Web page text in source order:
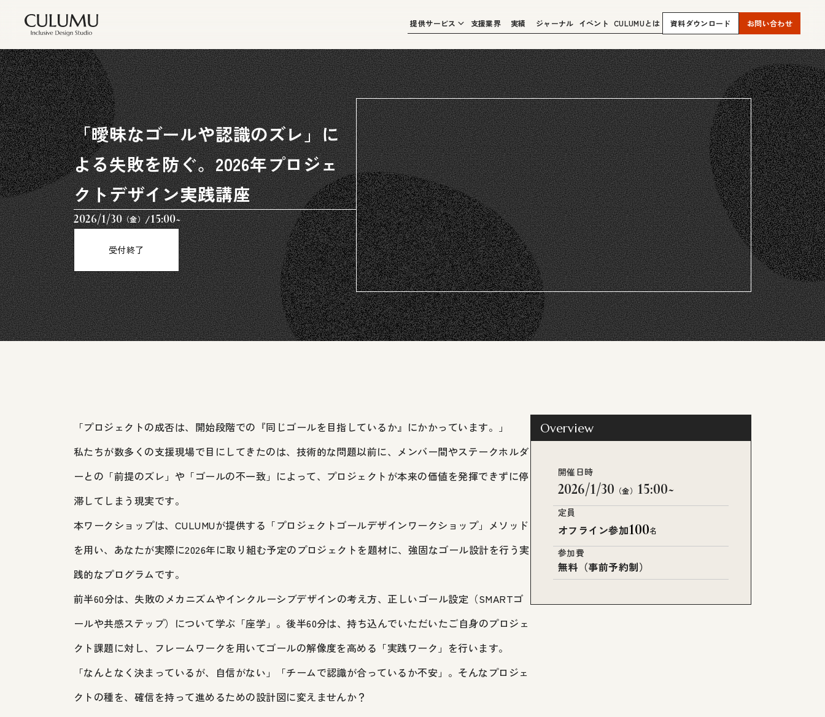
提供サービス 支援業界 実績 ジャーナル イベント CULUMUとは 資料ダウンロード お問い合わせ
「曖昧なゴールや認識のズレ」に
よる失敗を防ぐ。2026年プロジェ
クトデザイン実践講座
2026/1/30（金）/15:00~
受付終了
Overview
開催日時
2026/1/30 （金） 15:00~
定員
オフライン参加100名
参加費
無料（事前予約制）
「プロジェクトの成否は、開始段階での『同じゴールを目指しているか』にかかっています。」
私たちが数多くの支援現場で目にしてきたのは、技術的な問題以前に、メンバー間やステークホルダ
ーとの「前提のズレ」や「ゴールの不一致」によって、プロジェクトが本来の価値を発揮できずに停
滞してしまう現実です。
本ワークショップは、CULUMUが提供する「プロジェクトゴールデザインワークショップ」メソッド
を用い、あなたが実際に2026年に取り組む予定のプロジェクトを題材に、強固なゴール設計を行う実
践的なプログラムです。
前半60分は、失敗のメカニズムやインクルーシブデザインの考え方、正しいゴール設定（SMARTゴ
ールや共感ステップ）について学ぶ「座学」。後半60分は、持ち込んでいただいたご自身のプロジェ
クト課題に対し、フレームワークを用いてゴールの解像度を高める「実践ワーク」を行います。
「なんとなく決まっているが、自信がない」「チームで認識が合っているか不安」。そんなプロジェ
クトの種を、確信を持って進めるための設計図に変えませんか？